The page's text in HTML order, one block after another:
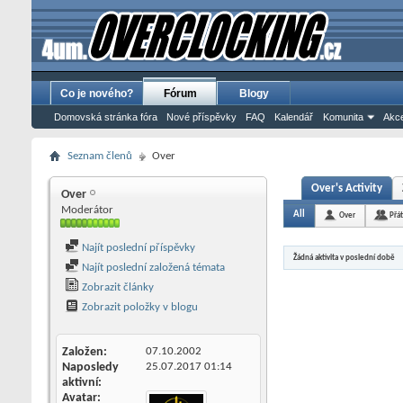
Co je nového? Fórum
Domovská stránka fóra Nové příspěvky FAQ Kalendář Komunita
Blogy
Seznam členů Over
Over
Moderátor
Najít poslední příspěvky
Najít poslední založená témata
Zobrazit články
Zobrazit položky v blogu
Založen 07.10.2002
Naposledy
aktivní
25.07.2017 01:14
Avatar
Over's Activity
All Over
Žádná aktivita v poslední době